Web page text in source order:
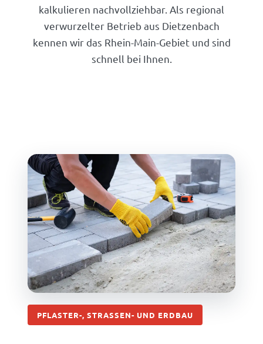
kalkulieren nachvollziehbar. Als regional
verwurzelter Betrieb aus Dietzenbach
kennen wir das Rhein-Main-Gebiet und sind
schnell bei Ihnen.
PFLASTER-, STRASSEN- UND ERDBAU